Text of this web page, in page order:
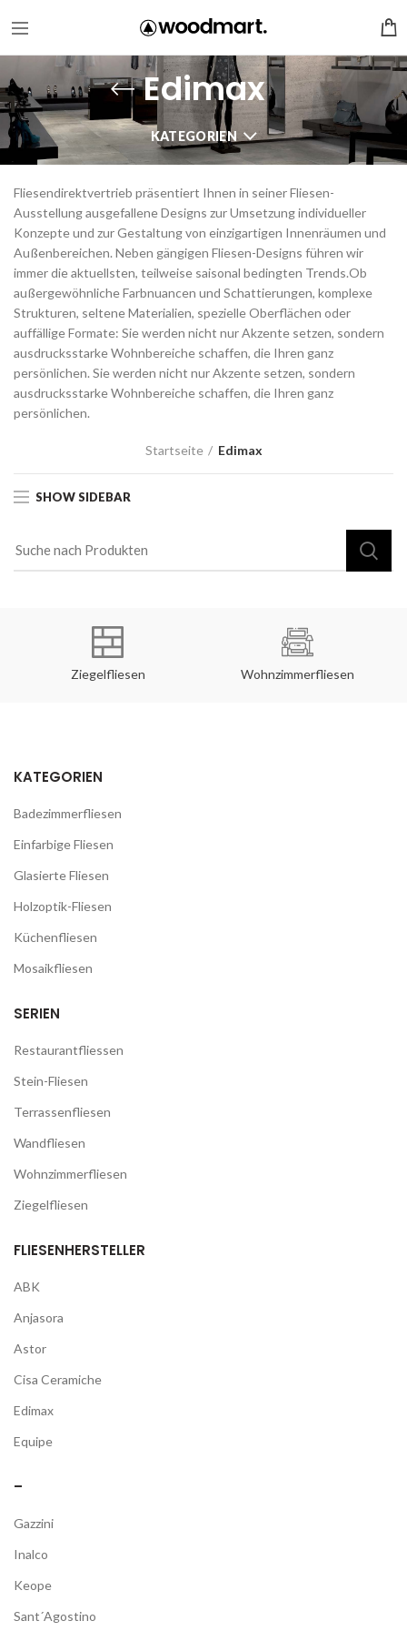
Edimax
KATEGORIEN
Fliesendirektvertrieb präsentiert Ihnen in seiner Fliesen-
Ausstellung ausgefallene Designs zur Umsetzung individueller
Konzepte und zur Gestaltung von einzigartigen Innenräumen und
Außenbereichen. Neben gängigen Fliesen-Designs führen wir
immer die aktuellsten, teilweise saisonal bedingten Trends.Ob
außergewöhnliche Farbnuancen und Schattierungen, komplexe
Strukturen, seltene Materialien, spezielle Oberflächen oder
auffällige Formate: Sie werden nicht nur Akzente setzen, sondern
ausdrucksstarke Wohnbereiche schaffen, die Ihren ganz
persönlichen. Sie werden nicht nur Akzente setzen, sondern
ausdrucksstarke Wohnbereiche schaffen, die Ihren ganz
persönlichen.
Startseite Edimax
SHOW SIDEBAR
Ziegelfliesen Wohnzimmerfliesen
KATEGORIEN
Badezimmerfliesen
Einfarbige Fliesen
Glasierte Fliesen
Holzoptik-Fliesen
Küchenfliesen
Mosaikfliesen
SERIEN
Restaurantfliessen
Stein-Fliesen
Terrassenfliesen
Wandfliesen
Wohnzimmerfliesen
Ziegelfliesen
FLIESENHERSTELLER
ABK
Anjasora
Astor
Cisa Ceramiche
Edimax
Equipe
–
Gazzini
Inalco
Keope
Sant´Agostino